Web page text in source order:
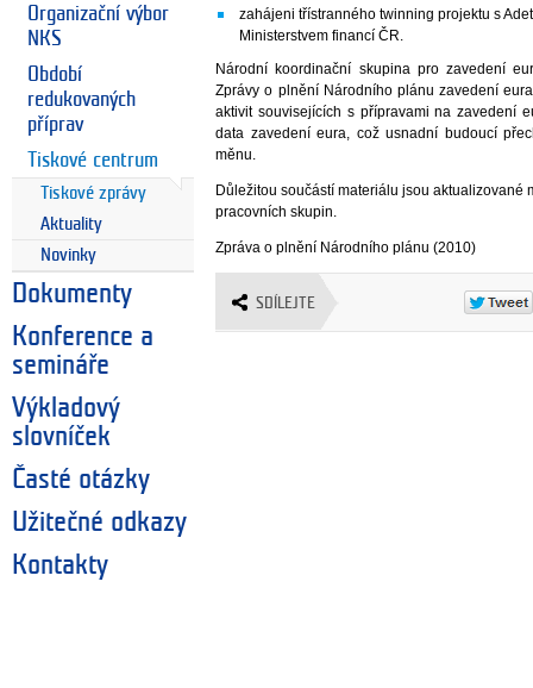
Organizační výbor
NKS
Období
redukovaných
příprav
Tiskové centrum
Tiskové zprávy
Aktuality
Novinky
Dokumenty
Konference a
semináře
Výkladový
slovníček
Časté otázky
Užitečné odkazy
Kontakty
zahájeni třístranného twinning projektu s
Ministerstvem financí ČR.
Národní koordinační skupina pro zavedení
Zprávy o plnění Národního plánu zavedení
aktivit souvisejících s přípravami na zavedení
data zavedení eura, což usnadní budoucí
měnu.
Důležitou součástí materiálu jsou
pracovních skupin.
Zpráva o plnění Národního plánu (2010)
SDÍLEJTE